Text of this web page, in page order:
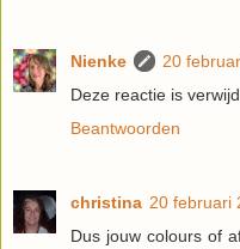
Nienke
20
Deze reactie is
Beantwoorden
christina 20 februari
Dus jouw colours of